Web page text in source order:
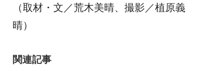
（取材・文／荒木美晴、撮影／植原義
晴）
関連記事